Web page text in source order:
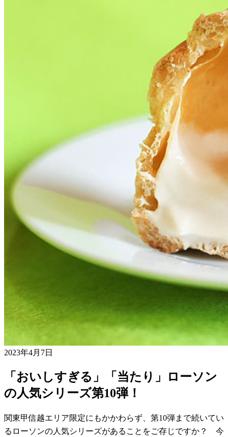
2023年4月7日
「おいしすぎる」「当たり」ローソン
の人気シリーズ第10弾！
関東甲信越エリア限定にもかかわらず、第10弾まで続いてい
るローソンの人気シリーズがあることをご存じですか？ 今